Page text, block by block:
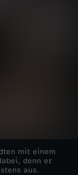
mit einem
denn er
aus.